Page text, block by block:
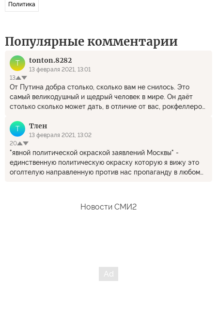
Политика
Популярные комментарии
T tonton.8282
13 февраля 2021, 13:01
13
От Путина добра столько, сколько вам не снилось. Это
самый великодушный и щедрый человек в мире. Он даёт
столько сколько может дать, в отличие от вас, рокфеллеров,
Т Тлен
13 февраля 2021, 13:02
20
"явной политической окраской заявлений Москвы" -
единственную политическую окраску которую я вижу это
оголтелую направленную против нас пропаганду в любом
Новости СМИ2